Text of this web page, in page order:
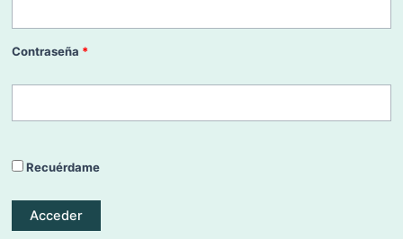
Contraseña *
Recuérdame
Acceder